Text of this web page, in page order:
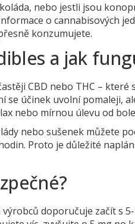
nebo jestli jsou
o cannabisových
konzumujete.
a jak
CBD nebo THC – které
účinek uvolní pomaleji,
nebo mírnou úlevu od
nebo sušenek můžete
Proto je důležité
doporučuje začít s